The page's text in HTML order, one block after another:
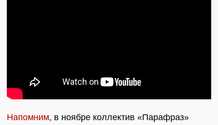
Напомним, в ноябре коллектив «Парафраз»